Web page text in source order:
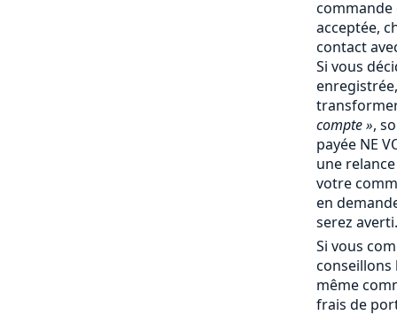
commande
acceptée,
contact
Si vous
compte »,
payée NE
une
votre
en
serez averti.
Si vous
conseillons
même
frais de